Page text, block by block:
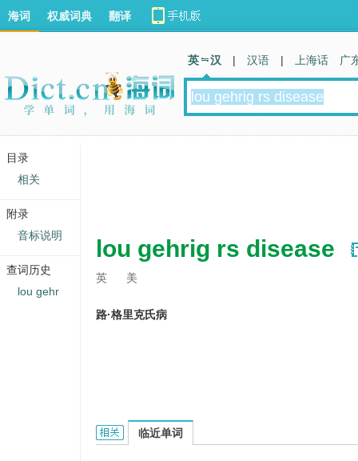
lou gehrig rs disease
英 美
路·格里克氏病
Lou Gehrig rs disease的相关资料：
临近单词
海词 权威词典 翻译
英 汉 | 汉语 | 上海话 广
目录
相关
附录
音标说明
查词历史
lou gehr